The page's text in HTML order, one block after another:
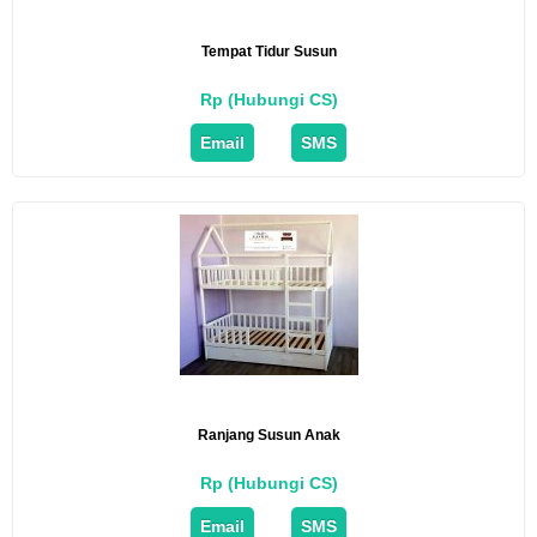
Tempat Tidur Susun
Rp (Hubungi CS)
Email SMS
Ranjang Susun Anak
Rp (Hubungi CS)
Email SMS